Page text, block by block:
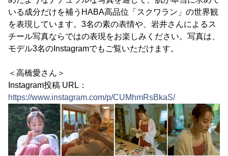
いる成分だけを補うHABA高品位「スクワラン」の世界観
を表現しています。3名の素の表情や、岩井さんによるス
チール写真ならではの表現をお楽しみください。写真は、
モデル3名のInstagramでもご覧いただけます。
＜高橋愛さん＞
Instagram投稿 URL：
https://www.instagram.com/p/CUMhmRsBkaS/